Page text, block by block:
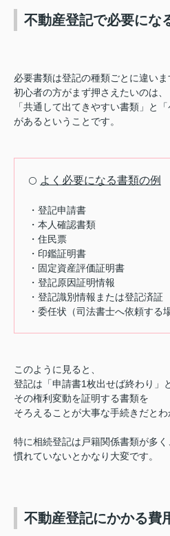
不動産登記で必要にな
必要書類は登記の種類ごとに違いま
初心者の方がまず押さえたいのは、
「共通して出てきやすい書類」と
があるということです。
⚪️ よく必要になる書類の例
・登記申請書
・本人確認書類
・住民票
・印鑑証明書
・固定資産評価証明書
・登記原因証明情報
・登記識別情報または登記済証
・委任状（司法書士へ依頼する
このように見ると、
登記は「申請書1枚出せば終わり」
その権利変動を証明する書類を
そろえることが大事な手続きだとわ
特に相続登記は戸籍関係書類が多く
慣れていないとかなり大変です。
不動産登記にかかる費